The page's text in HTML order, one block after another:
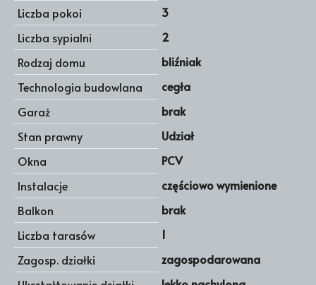
Liczba pokoi
3
Liczba sypialni
2
Rodzaj domu
bliźniak
Technologia budowlana
cegła
Garaż
brak
Stan prawny
Udział
Okna
PCV
Instalacje
częściowo wymienione
Balkon
brak
Liczba tarasów
1
Zagosp. działki
zagospodarowana